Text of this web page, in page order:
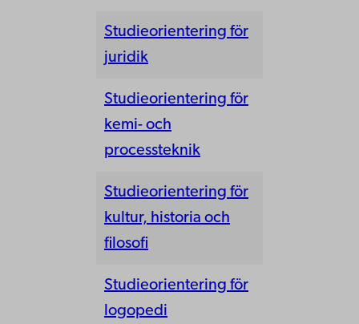
Studieorientering för
juridik
Studieorientering för
kemi- och
processteknik
Studieorientering för
kultur, historia och
filosofi
Studieorientering för
logopedi